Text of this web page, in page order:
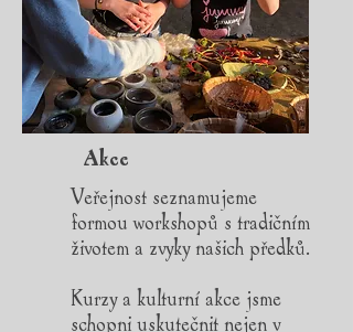
Akce
Veřejnost seznamujeme
formou workshopů s tradičním
životem a zvyky našich předků.
Kurzy a kulturní akce jsme
schopni uskutečnit nejen v